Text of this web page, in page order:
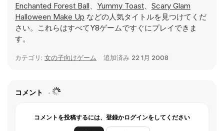
Enchanted Forest Ball、 Yummy Toast、 Scary Glam
Halloween Make Up などの人気タイトルを見つけてくだ
さい。これらはすべてY8ゲームですぐにプレイできま
す。
カテゴリ: 女の子向けゲーム 追加済み 22 1月 2008
コメント
コメントを投稿するには、登録かログインをしてください